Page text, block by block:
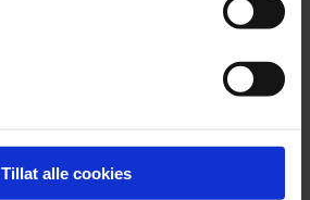
Tillat alle cookies